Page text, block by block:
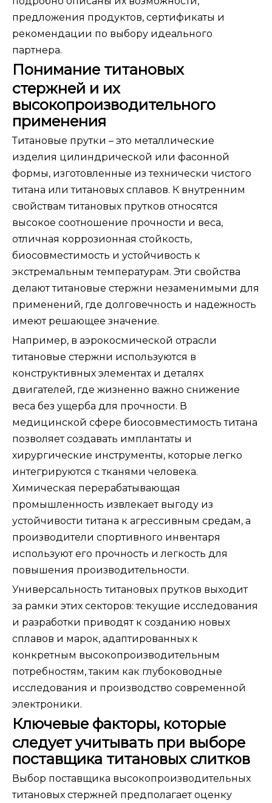
предложения продуктов, сертификаты и
рекомендации по выбору идеального
партнера.
Понимание титановых
стержней и их
высокопроизводительного
применения
Титановые прутки – это металлические
изделия цилиндрической или фасонной
формы, изготовленные из технически чистого
титана или титановых сплавов. К внутренним
свойствам титановых прутков относятся
высокое соотношение прочности и веса,
отличная коррозионная стойкость,
биосовместимость и устойчивость к
экстремальным температурам. Эти свойства
делают титановые стержни незаменимыми для
применений, где долговечность и надежность
имеют решающее значение.
Например, в аэрокосмической отрасли
титановые стержни используются в
конструктивных элементах и ​​деталях
двигателей, где жизненно важно снижение
веса без ущерба для прочности. В
медицинской сфере биосовместимость титана
позволяет создавать имплантаты и
хирургические инструменты, которые легко
интегрируются с тканями человека.
Химическая перерабатывающая
промышленность извлекает выгоду из
устойчивости титана к агрессивным средам, а
производители спортивного инвентаря
используют его прочность и легкость для
повышения производительности.
Универсальность титановых прутков выходит
за рамки этих секторов: текущие исследования
и разработки приводят к созданию новых
сплавов и марок, адаптированных к
конкретным высокопроизводительным
потребностям, таким как глубоководные
исследования и производство современной
электроники.
Ключевые факторы, которые
следует учитывать при выборе
поставщика титановых слитков
Выбор поставщика высокопроизводительных
титановых стержней предполагает оценку